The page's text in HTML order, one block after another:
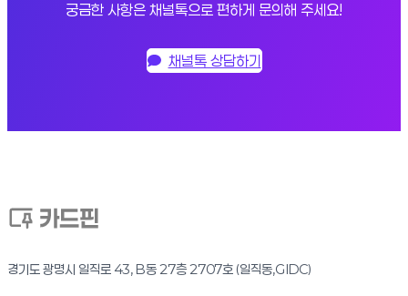
궁금한 사항은 채널톡으로 편하게 문의해 주세요!
채널톡 상담하기
경기도 광명시 일직로 43, B동 27층 2707호 (일직동,GIDC)